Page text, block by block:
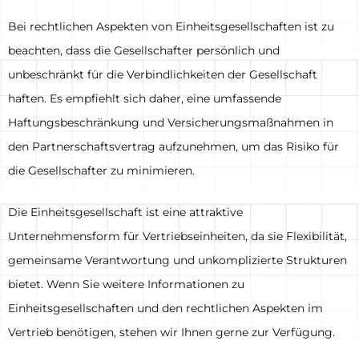
Bei rechtlichen Aspekten von Einheitsgesellschaften ist zu
beachten, dass die Gesellschafter persönlich und
unbeschränkt für die Verbindlichkeiten der Gesellschaft
haften. Es empfiehlt sich daher, eine umfassende
Haftungsbeschränkung und Versicherungsmaßnahmen in
den Partnerschaftsvertrag aufzunehmen, um das Risiko für
die Gesellschafter zu minimieren.
Die Einheitsgesellschaft ist eine attraktive
Unternehmensform für Vertriebseinheiten, da sie Flexibilität,
gemeinsame Verantwortung und unkomplizierte Strukturen
bietet. Wenn Sie weitere Informationen zu
Einheitsgesellschaften und den rechtlichen Aspekten im
Vertrieb benötigen, stehen wir Ihnen gerne zur Verfügung.